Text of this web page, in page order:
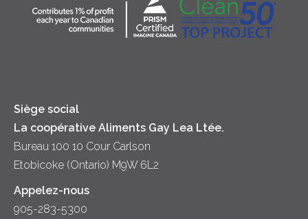
Diversité et inclusion
Location
Siège social
La coopérative Aliments Gay Lea Ltée.
Bureau 100 10 Cour Carlson
Etobicoke (Ontario) M9W 6L2
Appelez-nous
905-283-5300